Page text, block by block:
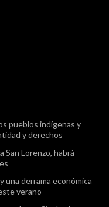
pueblos indígenas y
y derechos
San Lorenzo, habrá
una derrama económica
verano